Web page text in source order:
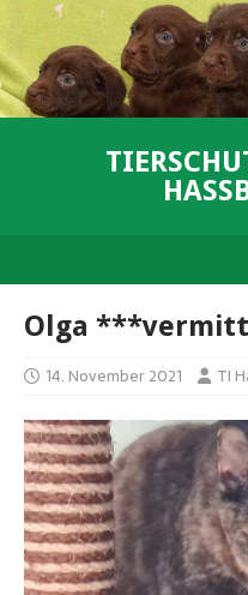
Olga
14. November 2021 TI